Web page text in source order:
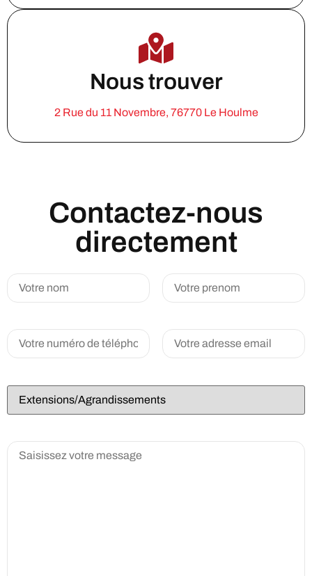
Nous trouver
2 Rue du 11 Novembre, 76770 Le Houlme
Contactez-nous
directement